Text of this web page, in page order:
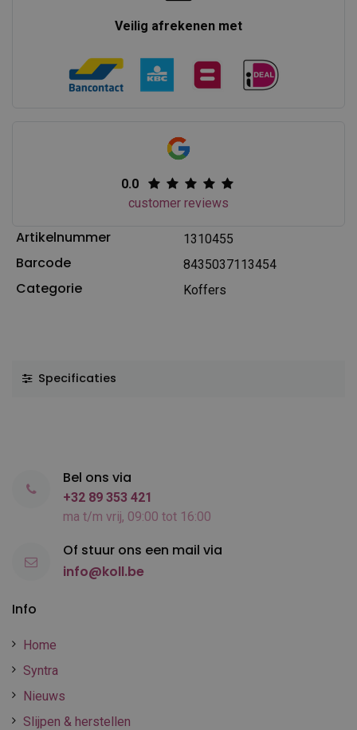
Veilig afrekenen met
0.0
customer reviews
Artikelnummer 1310455
Barcode 8435037113454
Categorie Koffers
Specificaties
Info
Home
Syntra
Nieuws
Slijpen & herstellen
Bel ons via
+32 89 353 421
ma t/m vrij, 09:00 tot 16:00
Of stuur ons een mail via
info@koll.be